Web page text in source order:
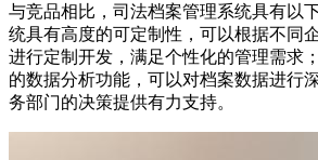
与竞品相比，司法档案管理系统具有以
统具有高度的可定制性，可以根据不同
进行定制开发，满足个性化的管理需求
的数据分析功能，可以对档案数据进行
务部门的决策提供有力支持。